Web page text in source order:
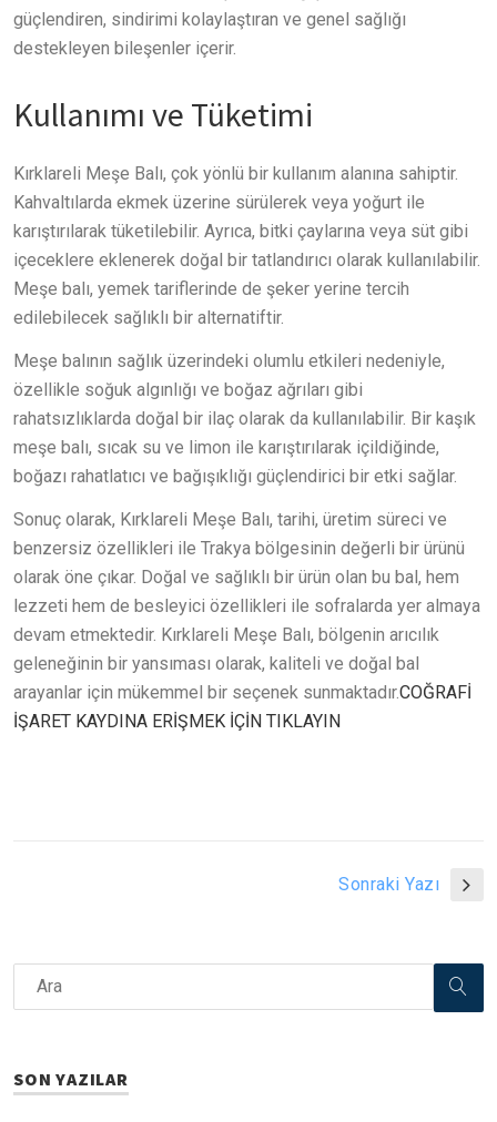
güçlendiren, sindirimi kolaylaştıran ve genel sağlığı
destekleyen bileşenler içerir.
Kullanımı ve Tüketimi
Kırklareli Meşe Balı, çok yönlü bir kullanım alanına sahiptir.
Kahvaltılarda ekmek üzerine sürülerek veya yoğurt ile
karıştırılarak tüketilebilir. Ayrıca, bitki çaylarına veya süt gibi
içeceklere eklenerek doğal bir tatlandırıcı olarak kullanılabilir.
Meşe balı, yemek tariflerinde de şeker yerine tercih
edilebilecek sağlıklı bir alternatiftir.
Meşe balının sağlık üzerindeki olumlu etkileri nedeniyle,
özellikle soğuk algınlığı ve boğaz ağrıları gibi
rahatsızlıklarda doğal bir ilaç olarak da kullanılabilir. Bir kaşık
meşe balı, sıcak su ve limon ile karıştırılarak içildiğinde,
boğazı rahatlatıcı ve bağışıklığı güçlendirici bir etki sağlar.
Sonuç olarak, Kırklareli Meşe Balı, tarihi, üretim süreci ve
benzersiz özellikleri ile Trakya bölgesinin değerli bir ürünü
olarak öne çıkar. Doğal ve sağlıklı bir ürün olan bu bal, hem
lezzeti hem de besleyici özellikleri ile sofralarda yer almaya
devam etmektedir. Kırklareli Meşe Balı, bölgenin arıcılık
geleneğinin bir yansıması olarak, kaliteli ve doğal bal
arayanlar için mükemmel bir seçenek sunmaktadır.COĞRAFİ
İŞARET KAYDINA ERİŞMEK İÇİN TIKLAYIN
Sonraki Yazı
SON YAZILAR